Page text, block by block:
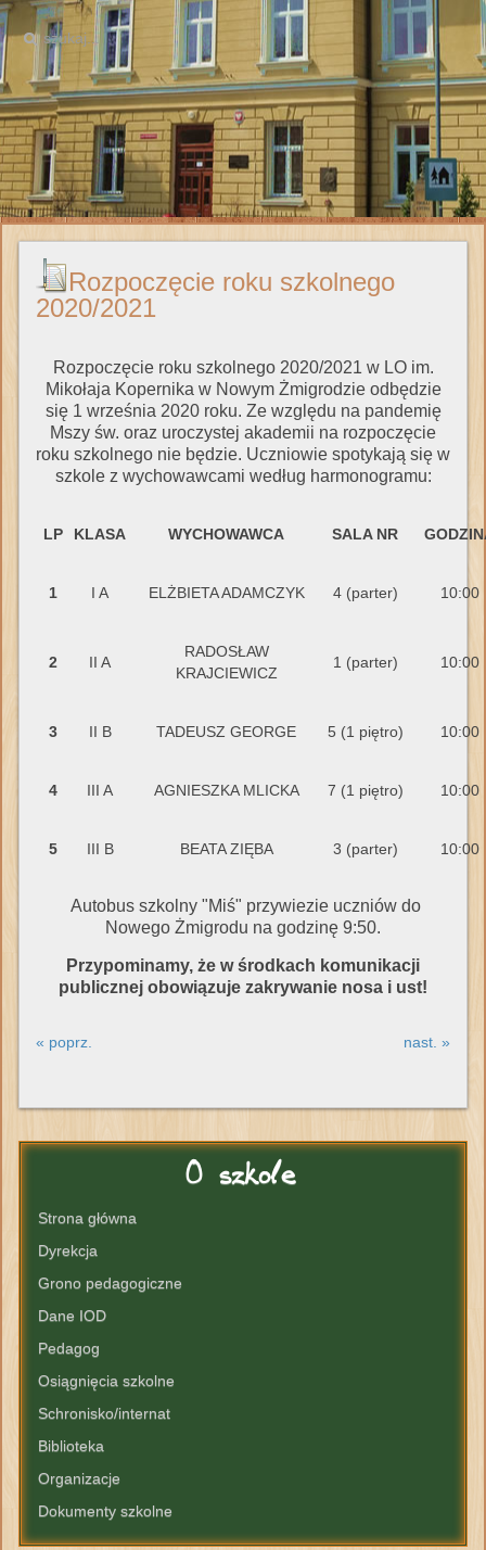
Rozpoczęcie roku szkolnego
2020/2021
Rozpoczęcie roku szkolnego 2020/2021 w LO im.
Mikołaja Kopernika w Nowym Żmigrodzie odbędzie
się 1 września 2020 roku. Ze względu na pandemię
Mszy św. oraz uroczystej akademii na rozpoczęcie
roku szkolnego nie będzie. Uczniowie spotykają się w
szkole z wychowawcami według harmonogramu:
LP KLASA WYCHOWAWCA SALA NR
1 I A ELŻBIETA ADAMCZYK 4 (parter) 10:00
2 II A
RADOSŁAW
KRAJCIEWICZ
1 (parter) 10:00
3 II B TADEUSZ GEORGE 5 (1 piętro) 10:00
4 III A AGNIESZKA MLICKA 7 (1 piętro) 10:00
5 III B BEATA ZIĘBA 3 (parter) 10:00
Autobus szkolny "Miś" przywiezie uczniów do
Nowego Żmigrodu na godzinę 9:50.
Przypominamy, że w środkach komunikacji
publicznej obowiązuje zakrywanie nosa i ust!
« poprz. nast. »
Oszkole
Strona główna
Dyrekcja
Grono pedagogiczne
Dane IOD
Pedagog
Osiągnięcia szkolne
Schronisko/internat
Biblioteka
Organizacje
Dokumenty szkolne